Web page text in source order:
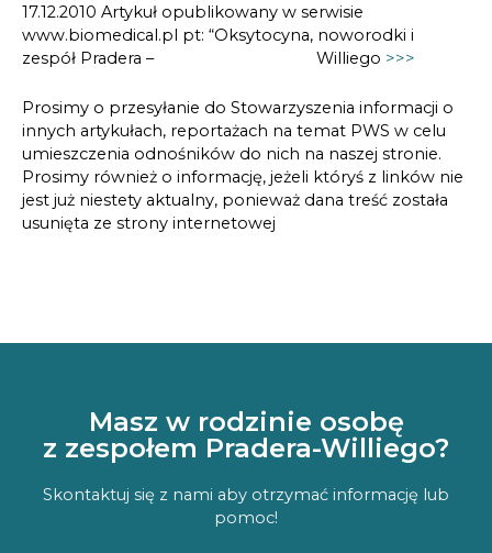
17.12.2010 Artykuł opublikowany w serwisie
www.biomedical.pl pt: “Oksytocyna, noworodki i
zespół Pradera – Williego >>>
Prosimy o przesyłanie do Stowarzyszenia informacji o
innych artykułach, reportażach na temat PWS w celu
umieszczenia odnośników do nich na naszej stronie.
Prosimy również o informację, jeżeli któryś z linków nie
jest już niestety aktualny, ponieważ dana treść została
usunięta ze strony internetowej
Masz w rodzinie osobę
z zespołem Pradera-Williego?
Skontaktuj się z nami aby otrzymać informację lub
pomoc!